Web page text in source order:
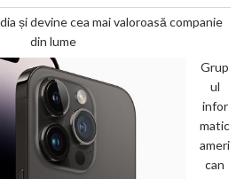
și devine cea mai valoroasă companie
din lume
Grup
ul
infor
matic
ameri
can